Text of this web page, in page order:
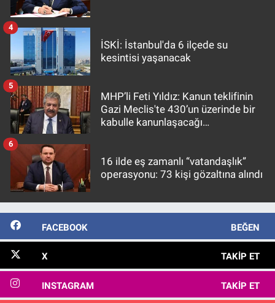
İSKİ: İstanbul'da 6 ilçede su
kesintisi yaşanacak
4
MHP’li Feti Yıldız: Kanun teklifinin
Gazi Meclis'te 430’un üzerinde bir
kabulle kanunlaşacağı
5
16 ilde eş zamanlı “vatandaşlık”
operasyonu: 73 kişi gözaltına alındı
6
FACEBOOK BEĞEN
X TAKIP ET
INSTAGRAM TAKIP ET